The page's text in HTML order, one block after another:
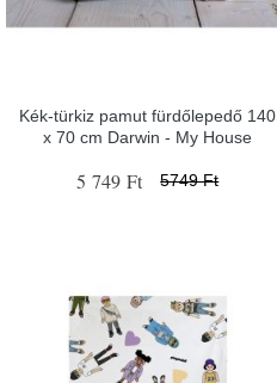
Kék-türkiz pamut fürdőlepedő 140
x 70 cm Darwin - My House
5 749 Ft 5749 Ft